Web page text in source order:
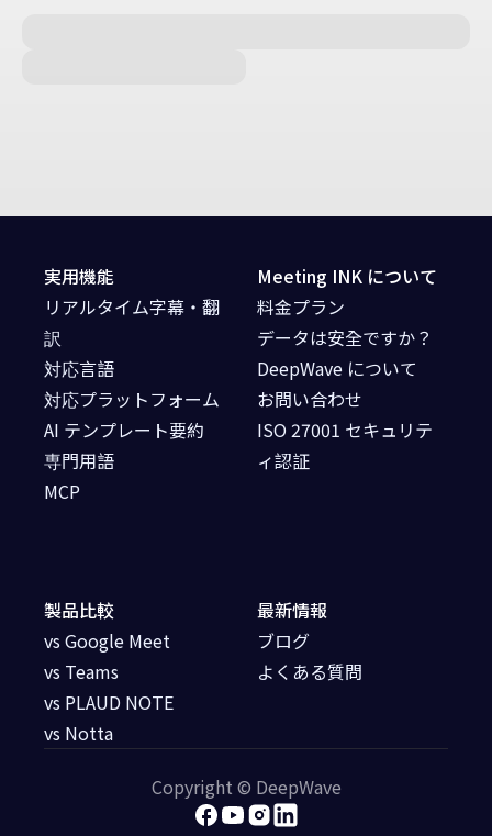
実用機能
リアルタイム字幕・翻
訳
対応言語
対応プラットフォーム
AI テンプレート要約
専門用語
MCP
最新情報
ブログ
よくある質問
製品比較
vs Google Meet
vs Teams
vs PLAUD NOTE
vs Notta
Meeting INK について
料金プラン
データは安全ですか？
DeepWave について
お問い合わせ
ISO 27001 セキュリテ
ィ認証
Copyright © DeepWave